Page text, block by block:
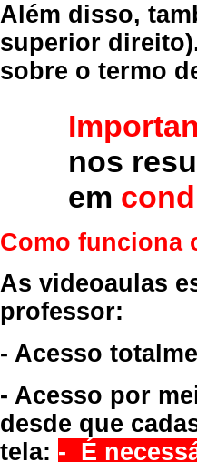
Além disso,
superior
sobre o termo
nos
em
Como funciona
As videoaulas
professor:
- Acesso
- Acesso por
desde que
tela: - É